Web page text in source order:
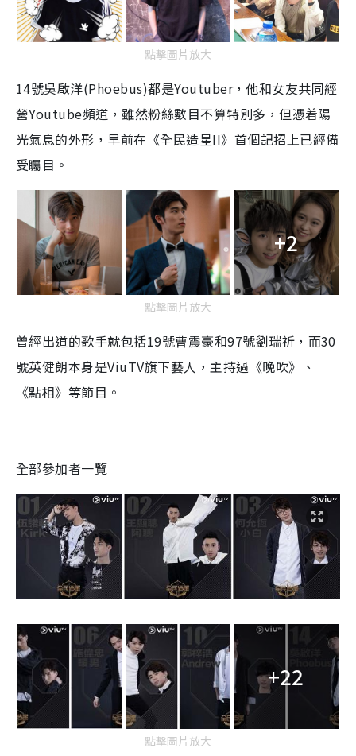
點擊圖片放大
14號吳啟洋(Phoebus)都是Youtuber，他和女友共同經
營Youtube頻道，雖然粉絲數目不算特別多，但憑着陽
光氣息的外形，早前在《全民造星II》首個記招上已經備
受矚目。
+2
點擊圖片放大
曾經出道的歌手就包括19號曹震豪和97號劉瑞祈，而30
號英健朗本身是ViuTV旗下藝人，主持過《晚吹》、
《點相》等節目。
全部參加者一覽
+22
點擊圖片放大